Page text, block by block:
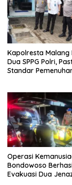
Kapolresta Malang
Dua SPPG Polri,
Standar
Operasi
Bondowoso
Evakuasi Dua